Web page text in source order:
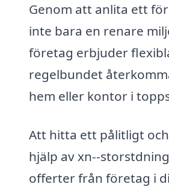
Genom att anlita ett
inte bara en renare
företag erbjuder
regelbundet
hem eller kontor i
Att hitta ett pålitligt
hjälp av xn--
offerter från företag i